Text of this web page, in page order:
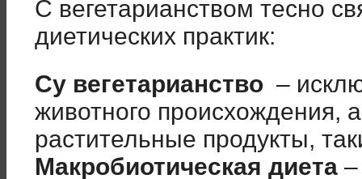
С вегетарианством тесно
диетических практик:
Су вегетарианство –
животного происхождения,
растительные продукты,
Макробиотическая диета